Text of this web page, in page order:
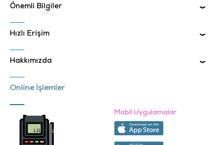
Önemli Bilgiler
Hızlı Erişim
Hakkımızda
Online İşlemler
Mobil Uygulamalar